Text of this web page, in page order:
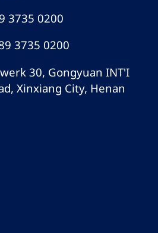
3735 0200
3735 0200
30, Gongyuan INT'I
Xinxiang City, Henan